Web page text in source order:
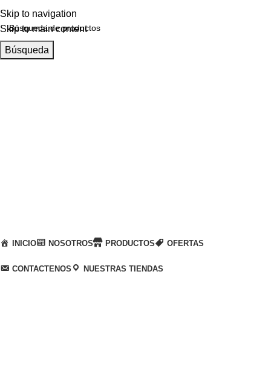
Skip to navigation
Skip to main content
Búsqueda
INICIO NOSOTROS PRODUCTOS OFERTAS
CONTACTENOS NUESTRAS TIENDAS